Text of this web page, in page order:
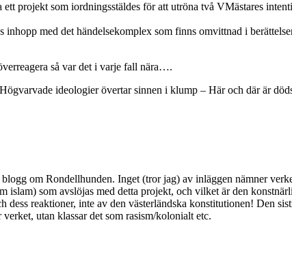
projekt som iordningsstäldes för att utröna två VMästares
med det händelsekomplex som finns omvittnad i
så var det i varje fall nära….
ideologier övertar sinnen i klump – Här och där är
blogg om Rondellhunden. Inget (tror jag) av inläggen nämner
islam) som avslöjas med detta projekt, och vilket är den
reaktioner, inte av den västerländska konstitutionen! Den
utan klassar det som rasism/kolonialt etc.